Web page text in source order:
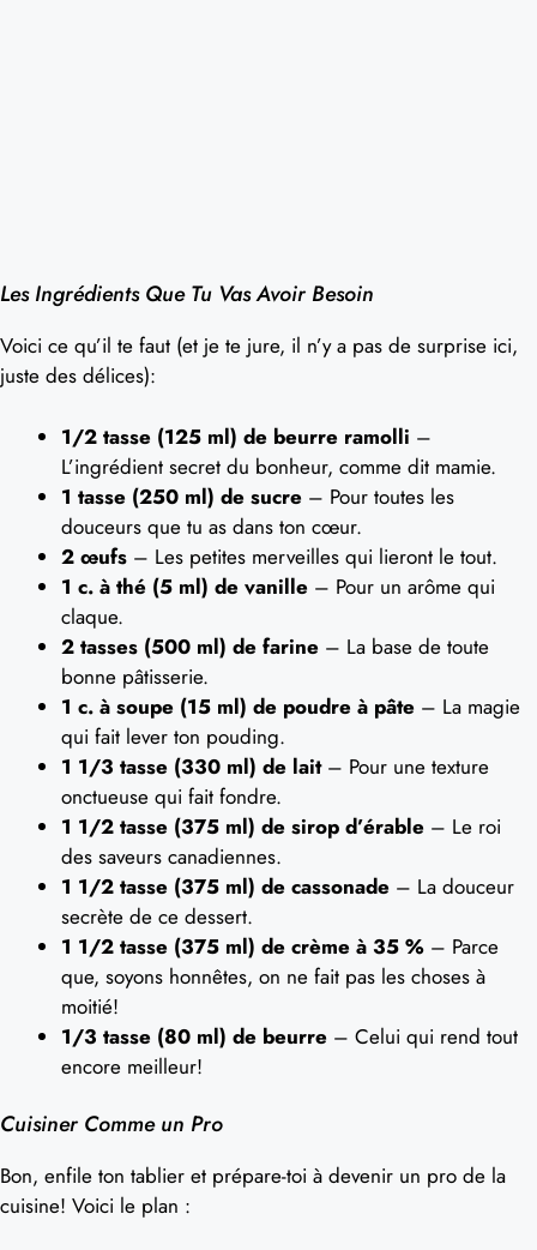
Les Ingrédients Que Tu Vas Avoir Besoin
Voici ce qu’il te faut (et je te jure, il n’y a pas de surprise ici,
juste des délices):
1/2 tasse (125 ml) de beurre ramolli –
L’ingrédient secret du bonheur, comme dit mamie.
1 tasse (250 ml) de sucre – Pour toutes les
douceurs que tu as dans ton cœur.
2 œufs – Les petites merveilles qui lieront le tout.
1 c. à thé (5 ml) de vanille – Pour un arôme qui
claque.
2 tasses (500 ml) de farine – La base de toute
bonne pâtisserie.
1 c. à soupe (15 ml) de poudre à pâte – La magie
qui fait lever ton pouding.
1 1/3 tasse (330 ml) de lait– Pour une texture
onctueuse qui fait fondre.
1 1/2 tasse (375 ml) de sirop d’érable – Le roi
des saveurs canadiennes.
1 1/2 tasse (375 ml) de cassonade – La douceur
secrète de ce dessert.
1 1/2 tasse (375 ml) de crème à 35 % – Parce
que, soyons honnêtes, on ne fait pas les choses à
moitié!
1/3 tasse (80 ml) de beurre – Celui qui rend tout
encore meilleur!
Cuisiner Comme un Pro
Bon, enfile ton tablier et prépare-toi à devenir un pro de la
cuisine! Voici le plan :